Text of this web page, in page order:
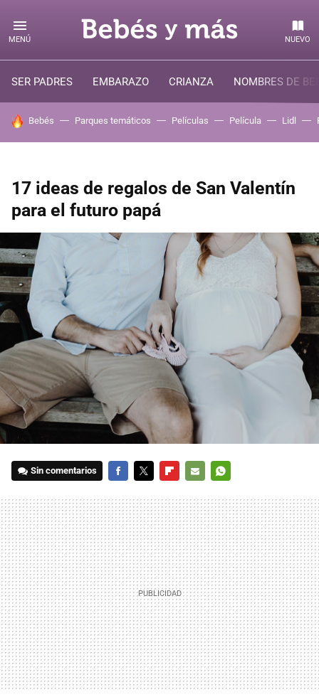
MENÚ NUEVO
SER PADRES EMBARAZO CRIANZA NOMBRES DE
HOY SE HABLA DE
Bebés Parques temáticos Películas Película Lidl
17 ideas de regalos de San Valentín
para el futuro papá
Sin comentarios
MAIL